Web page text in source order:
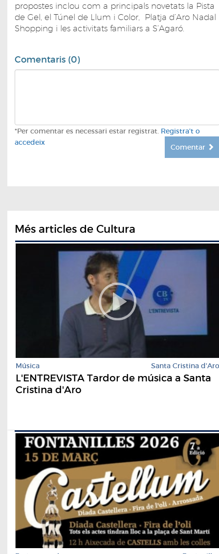
propostes inclou com a principals novetats la Pista
de Gel, el Túnel de Llum i Color, Platja d’Aro Nadal
Shopping i les activitats familiars a S’Agaró.
Comentaris (0)
*Per comentar es necessari estar registrat. Registra't o
accedeix
Comentar
Més articles de Cultura
Música Santa Cristina d'Aro
L'ENTREVISTA Tardor de música a Santa
Cristina d'Aro